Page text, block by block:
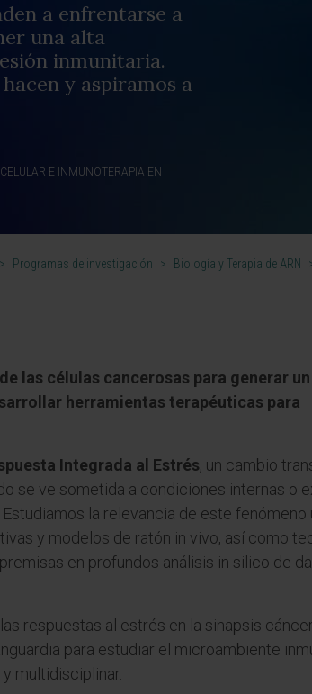
a enfrentarse a
una alta
inmunitaria.
y aspiramos a
E INMUNOTERAPIA EN
> Programas de investigación > Biología y Terapia de ARN
las células cancerosas para generar
herramientas terapéuticas para
Integrada al Estrés, un cambio
se ve sometida a condiciones internas o
la relevancia de este fenómeno
y modelos de ratón in vivo, así como
en profundos análisis in silico de
respuestas al estrés en la sinapsis
para estudiar el microambiente
multidisciplinar.